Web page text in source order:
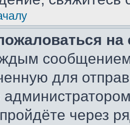
сообщением
для
через